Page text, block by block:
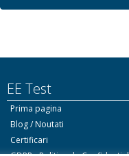
EE Test
Prima pagina
Blog / Noutati
Certificari